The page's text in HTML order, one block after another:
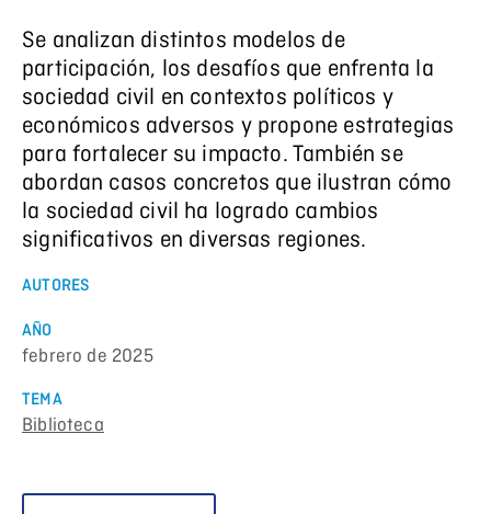
Se analizan distintos modelos de
participación, los desafíos que enfrenta la
sociedad civil en contextos políticos y
económicos adversos y propone estrategias
para fortalecer su impacto. También se
abordan casos concretos que ilustran cómo
la sociedad civil ha logrado cambios
significativos en diversas regiones.
AUTORES
AÑO
febrero de 2025
TEMA
Biblioteca